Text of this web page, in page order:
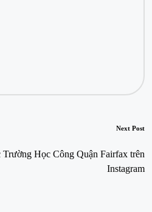
Next Post
Học Công Quận Fairfax trên
Instagram